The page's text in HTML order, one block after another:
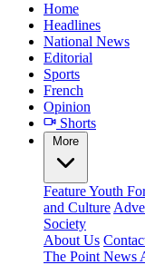
Home
Headlines
National News
Editorial
Sports
French
Opinion
Shorts
More
FeatureYouth
and Culture
Society
About Us
The Point News